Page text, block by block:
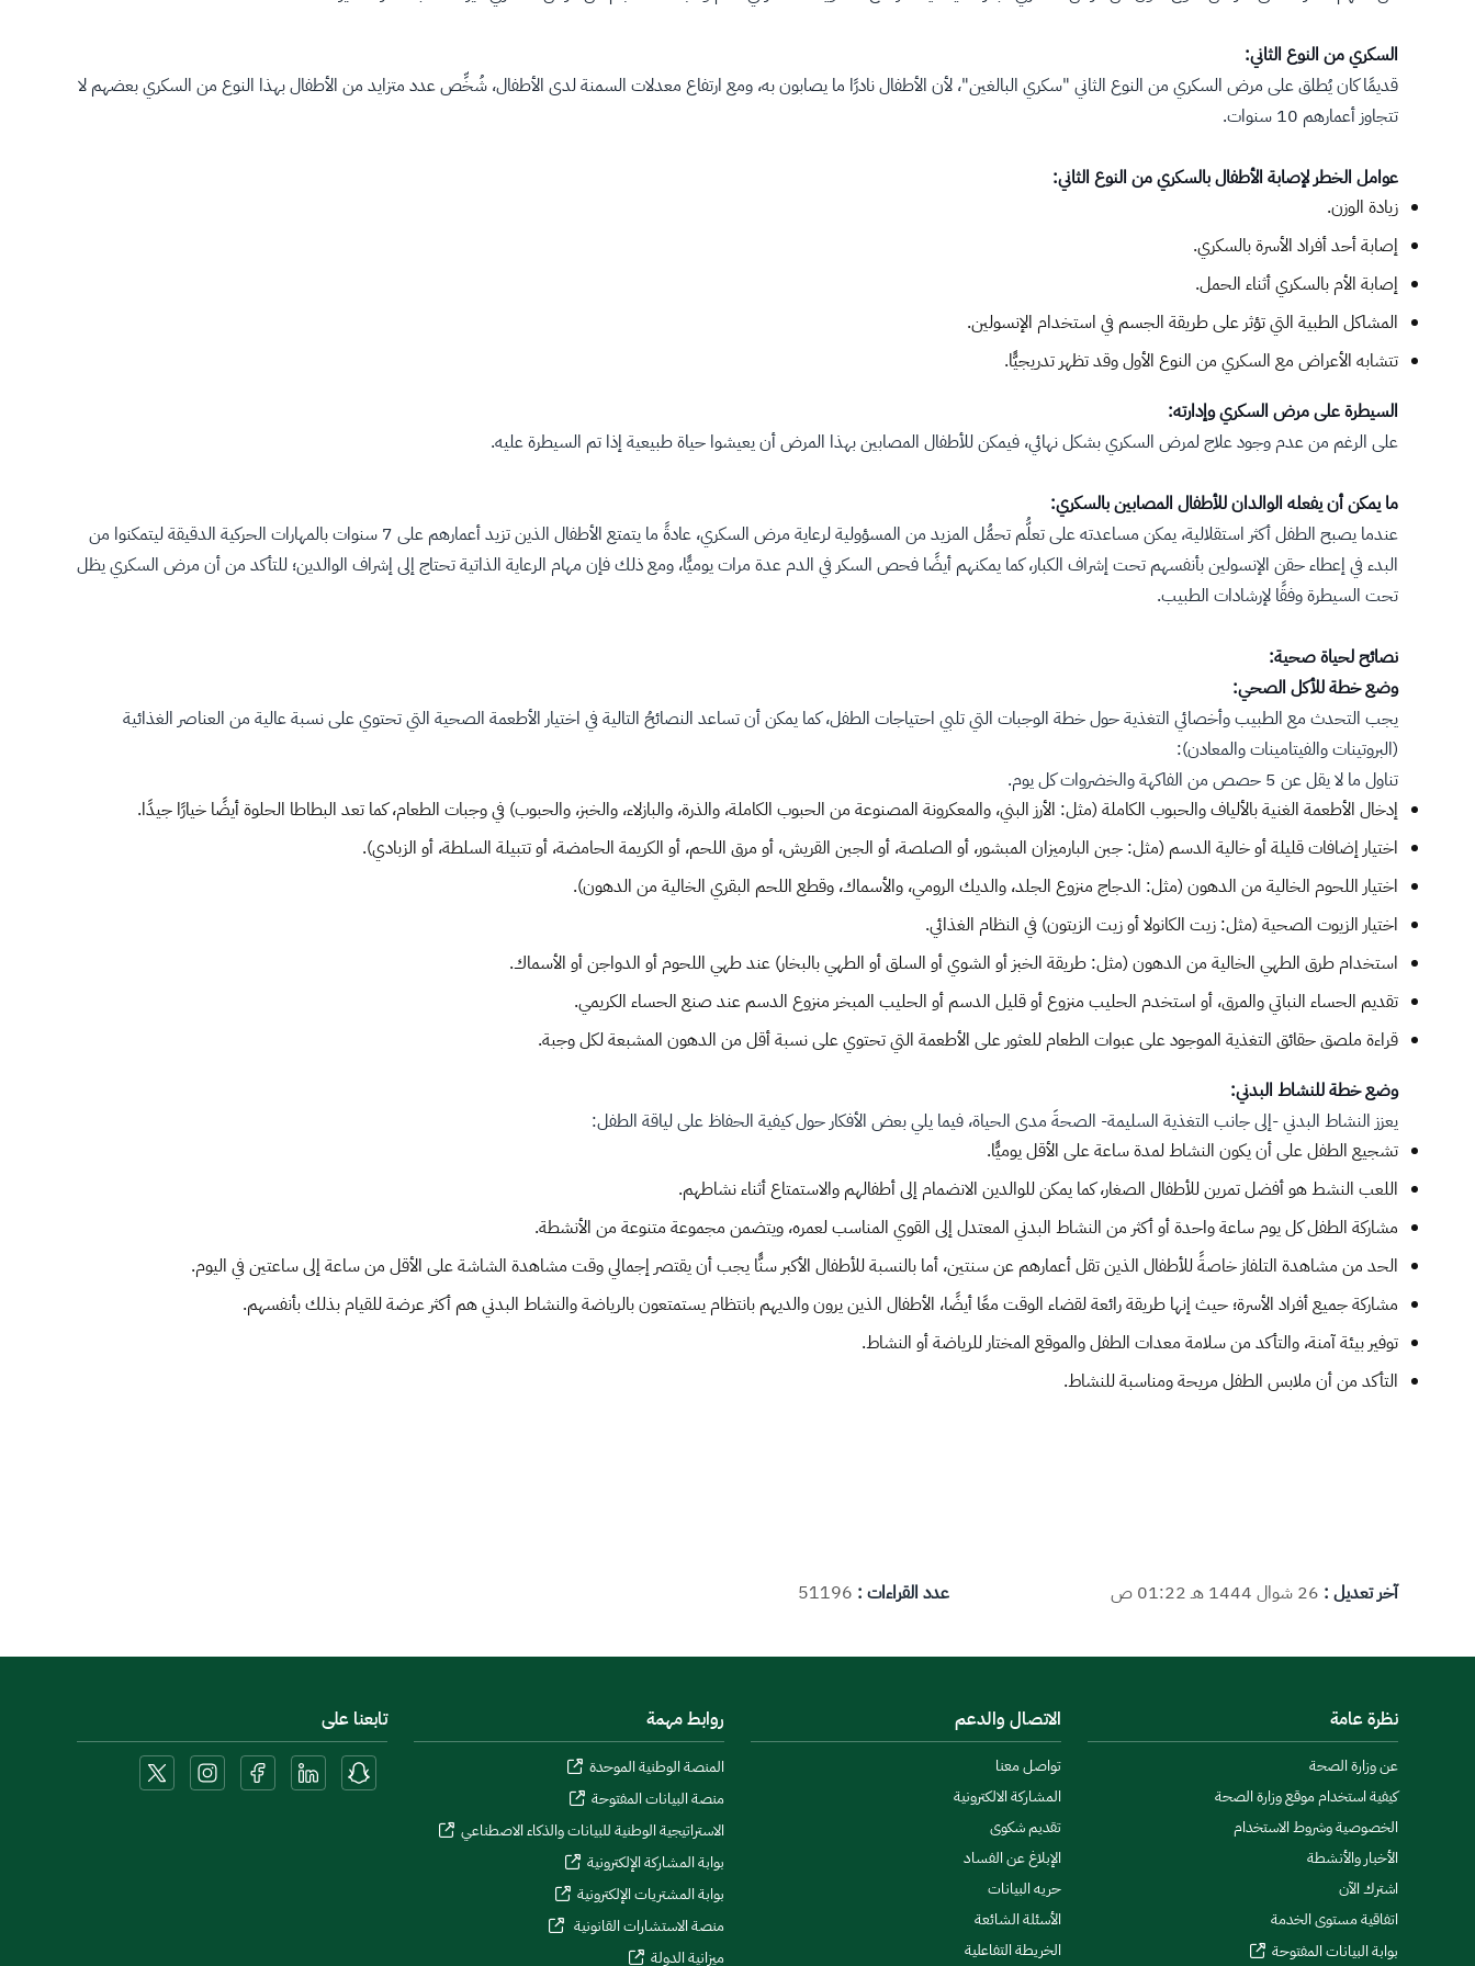
السكري من النوع الثاني:
قديمًا كان يُطلق على مرض السكري من النوع الثاني "سكري البالغين"، لأن الأطفال نادرًا ما يصابون به، ومع ارتفاع معدلات السمنة لدى الأطفال، شُخِّص عدد متزايد من الأطفال بهذا النوع من السكري بعضهم لا
تتجاوز أعمارهم 10 سنوات.
عوامل الخطر لإصابة الأطفال بالسكري من النوع الثاني:
زيادة الوزن.
إصابة أحد أفراد الأسرة بالسكري.
إصابة الأم بالسكري أثناء الحمل.
المشاكل الطبية التي تؤثر على طريقة الجسم في استخدام الإنسولين.
تتشابه الأعراض مع السكري من النوع الأول وقد تظهر تدريجيًّا.
السيطرة على مرض السكري وإدارته:
على الرغم من عدم وجود علاج لمرض السكري بشكل نهائي، فيمكن للأطفال المصابين بهذا المرض أن يعيشوا حياة طبيعية إذا تم السيطرة عليه.
ما يمكن أن يفعله الوالدان للأطفال المصابين بالسكري:
عندما يصبح الطفل أكثر استقلالية، يمكن مساعدته على تعلُّم تحمُّل المزيد من المسؤولية لرعاية مرض السكري، عادةً ما يتمتع الأطفال الذين تزيد أعمارهم على 7 سنوات بالمهارات الحركية الدقيقة ليتمكنوا من
البدء في إعطاء حقن الإنسولين بأنفسهم تحت إشراف الكبار، كما يمكنهم أيضًا فحص السكر في الدم عدة مرات يوميًّا، ومع ذلك فإن مهام الرعاية الذاتية تحتاج إلى إشراف الوالدين؛ للتأكد من أن مرض السكري يظل
تحت السيطرة وفقًا لإرشادات الطبيب.
نصائح لحياة صحية:
وضع خطة للأكل الصحي:
يجب التحدث مع الطبيب وأخصائي التغذية حول خطة الوجبات التي تلبي احتياجات الطفل، كما يمكن أن تساعد النصائحُ التالية في اختيار الأطعمة الصحية التي تحتوي على نسبة عالية من العناصر الغذائية
(البروتينات والفيتامينات والمعادن):
تناول ما لا يقل عن 5 حصص من الفاكهة والخضروات كل يوم.
إدخال الأطعمة الغنية بالألياف والحبوب الكاملة (مثل: الأرز البني، والمعكرونة المصنوعة من الحبوب الكاملة، والذرة، والبازلاء، والخبز، والحبوب) في وجبات الطعام، كما تعد البطاطا الحلوة أيضًا خيارًا جيدًا.
اختيار إضافات قليلة أو خالية الدسم (مثل: جبن البارميزان المبشور، أو الصلصة، أو الجبن القريش، أو مرق اللحم، أو الكريمة الحامضة، أو تتبيلة السلطة، أو الزبادي).
اختيار اللحوم الخالية من الدهون (مثل: الدجاج منزوع الجلد، والديك الرومي، والأسماك، وقطع اللحم البقري الخالية من الدهون).
اختيار الزيوت الصحية (مثل: زيت الكانولا أو زيت الزيتون) في النظام الغذائي.
استخدام طرق الطهي الخالية من الدهون (مثل: طريقة الخبز أو الشوي أو السلق أو الطهي بالبخار) عند طهي اللحوم أو الدواجن أو الأسماك.
تقديم الحساء النباتي والمرق، أو استخدم الحليب منزوع أو قليل الدسم أو الحليب المبخر منزوع الدسم عند صنع الحساء الكريمي.
قراءة ملصق حقائق التغذية الموجود على عبوات الطعام للعثور على الأطعمة التي تحتوي على نسبة أقل من الدهون المشبعة لكل وجبة.
وضع خطة للنشاط البدني:
يعزز النشاط البدني -إلى جانب التغذية السليمة- الصحةَ مدى الحياة، فيما يلي بعض الأفكار حول كيفية الحفاظ على لياقة الطفل:
تشجيع الطفل على أن يكون النشاط لمدة ساعة على الأقل يوميًّا.
اللعب النشط هو أفضل تمرين للأطفال الصغار، كما يمكن للوالدين الانضمام إلى أطفالهم والاستمتاع أثناء نشاطهم.
مشاركة الطفل كل يوم ساعة واحدة أو أكثر من النشاط البدني المعتدل إلى القوي المناسب لعمره، ويتضمن مجموعة متنوعة من الأنشطة.
الحد من مشاهدة التلفاز خاصةً للأطفال الذين تقل أعمارهم عن سنتين، أما بالنسبة للأطفال الأكبر سنًّا يجب أن يقتصر إجمالي وقت مشاهدة الشاشة على الأقل من ساعة إلى ساعتين في اليوم.
مشاركة جميع أفراد الأسرة؛ حيث إنها طريقة رائعة لقضاء الوقت معًا أيضًا، الأطفال الذين يرون والديهم بانتظام يستمتعون بالرياضة والنشاط البدني هم أكثر عرضة للقيام بذلك بأنفسهم.
توفير بيئة آمنة، والتأكد من سلامة معدات الطفل والموقع المختار للرياضة أو النشاط.
التأكد من أن ملابس الطفل مريحة ومناسبة للنشاط.
آخر تعديل : 26 شوال 1444 هـ 01:22 ص عدد القراءات : 51196
نظرة عامة
عن وزارة الصحة
كيفية استخدام موقع وزارة الصحة
الخصوصية وشروط الاستخدام
الأخبار والأنشطة
اشترك الآن
اتفاقية مستوى الخدمة
بوابة البيانات المفتوحة
الاتصال والدعم
تواصل معنا
المشاركة الالكترونية
تقديم شكوى
الإبلاغ عن الفساد
حريه البيانات
الأسئلة الشائعة
الخريطة التفاعلية
روابط مهمة
المنصة الوطنية الموحدة
منصة البيانات المفتوحة
الاستراتيجية الوطنية للبيانات والذكاء الاصطناعي
بوابة المشاركة الإلكترونية
بوابة المشتريات الإلكترونية
منصة الاستشارات القانونية
ميزانية الدولة
تابعنا على